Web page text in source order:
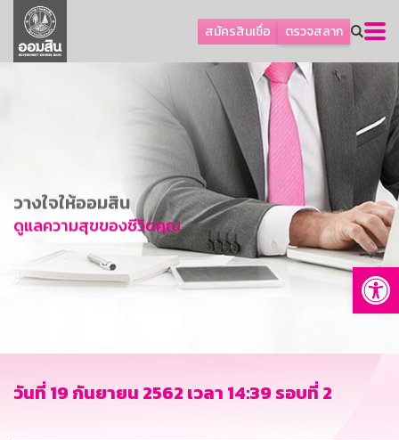
สมัครสินเชื่อ ตรวจสลาก
ลูกค้าธุรกิจ
ลูกค้าผู้ประกอบรายย่อย
การพัฒนาที่ยั่งยืน
ข่าวสาร
บริการทางการเงิน
อื่นๆ
GSB Society
วางใจให้ออมสิน
ดูแลความสุขของชีวิตคุณ
วันที่ 19 กันยายน 2562 เวลา 14:39 รอบที่ 2